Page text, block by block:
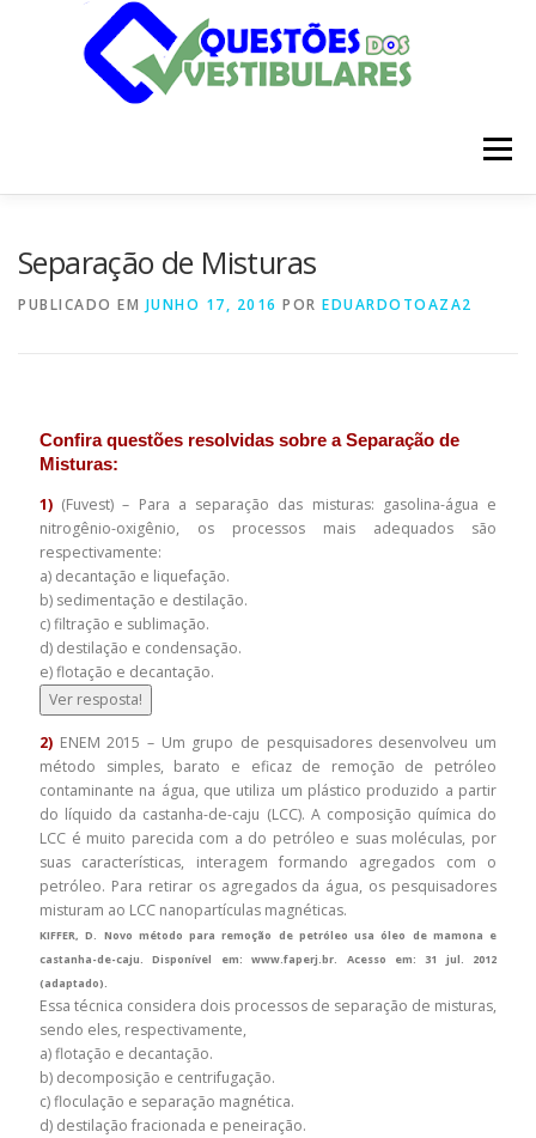
Menu
Separação de Misturas
PUBLICADO EM JUNHO 17, 2016 POR EDUARDOTOAZA2
Confira questões resolvidas sobre a Separação de
Misturas:
1) (Fuvest) – Para a separação das misturas: gasolina-água e
nitrogênio-oxigênio, os processos mais adequados são
respectivamente:
a) decantação e liquefação.
b) sedimentação e destilação.
c) filtração e sublimação.
d) destilação e condensação.
e) flotação e decantação.
Ver resposta!
2) ENEM 2015 – Um grupo de pesquisadores desenvolveu um
método simples, barato e eficaz de remoção de petróleo
contaminante na água, que utiliza um plástico produzido a partir
do líquido da castanha-de-caju (LCC). A composição química do
LCC é muito parecida com a do petróleo e suas moléculas, por
suas características, interagem formando agregados com o
petróleo. Para retirar os agregados da água, os pesquisadores
misturam ao LCC nanopartículas magnéticas.
KIFFER, D. Novo método para remoção de petróleo usa óleo de mamona e
castanha-de-caju. Disponível em: www.faperj.br. Acesso em: 31 jul. 2012
(adaptado).
Essa técnica considera dois processos de separação de misturas,
sendo eles, respectivamente,
a) flotação e decantação.
b) decomposição e centrifugação.
c) floculação e separação magnética.
d) destilação fracionada e peneiração.